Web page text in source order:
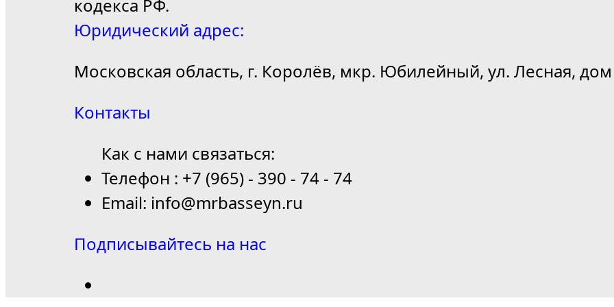
кодекса РФ.
Юридический адрес:
Московская область, г. Королёв, мкр. Юбилейный, ул. Лесная,
Контакты
Как с нами связаться:
Телефон : +7 (965) - 390 - 74 - 74
Email: info@mrbasseyn.ru
Подписывайтесь на нас